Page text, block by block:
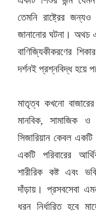
তেমনি রাষ্ট্রের
জানানোর ঘটনা। অথচ
বাণিজ্যিকীকরণের
দর্শনই প্রশ্নবিদ্ধ হয়ে
মাতৃত্ব কখনো
মানবিক, সামাজিক
সিজারিয়ান কেবল
একটি পরিবারের
শারীরিক কষ্ট এবং
দাঁড়ায়। প্রসবসেবা
ধরন নির্ধারিত হবে